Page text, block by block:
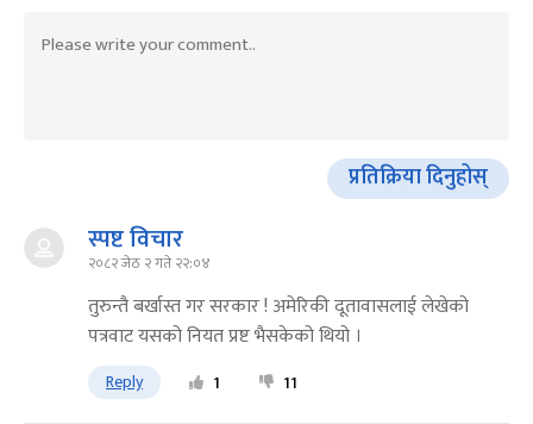
प्रतिक्रिया दिनुहोस्
स्पष्ट विचार
२०८२ जेठ २ गते २२:०४
तुरुन्तै बर्खास्त गर सरकार ! अमेरिकी दूतावासलाई लेखेको
पत्रवाट यसको नियत प्रष्ट भैसकेको थियो ।
Reply 1 11